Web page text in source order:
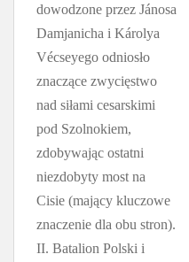
dowodzone przez Jánosa
Damjanicha i Károlya
Vécseyego odniosło
znaczące zwycięstwo
nad siłami cesarskimi
pod Szolnokiem,
zdobywając ostatni
niezdobyty most na
Cisie (mający kluczowe
znaczenie dla obu stron).
II. Batalion Polski i